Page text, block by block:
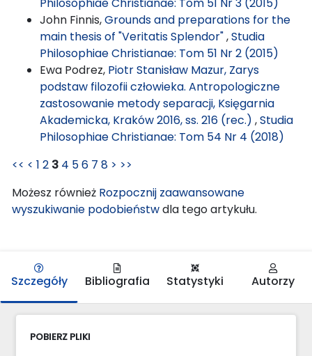
John Finnis,Grounds and preparations for the
main thesis of "Veritatis Splendor",Studia
Philosophiae Christianae: Tom 51 Nr 2 (2015)
Ewa Podrez, Piotr Stanisław Mazur, Zarys
podstaw filozofii człowieka. Antropologiczne
zastosowanie metody separacji, Księgarnia
Akademicka, Kraków 2016, ss. 216 (rec.) ,Studia
Philosophiae Christianae: Tom 54 Nr 4 (2018)
<< < 1 2 3 4 56 7 8 > >>
Możesz również Rozpocznij zaawansowane
wyszukiwanie podobieństwdla tego artykułu.
Szczegóły Bibliografia Statystyki Autorzy
POBIERZ PLIKI